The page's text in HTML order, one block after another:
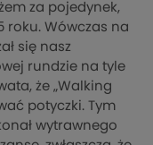
za pojedynek,
roku. Wówczas na
się nasz
rundzie na tyle
że „Walking
potyczki. Tym
wytrawnego